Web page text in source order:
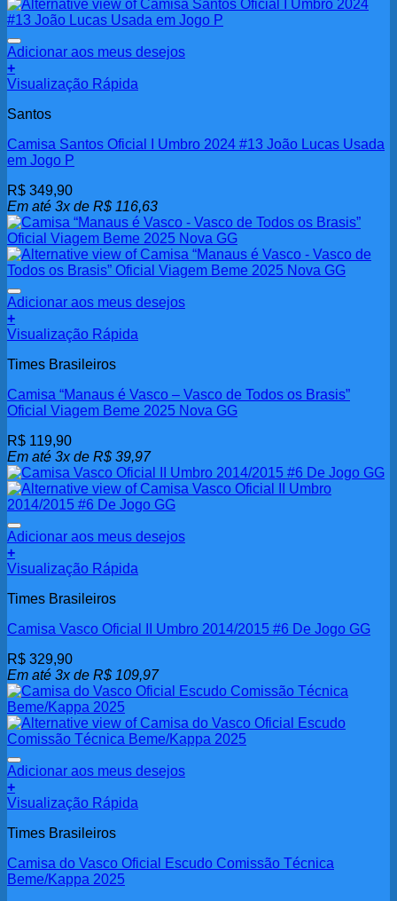
Adicionar aos meus desejos
+
Visualização Rápida
Santos
Camisa Santos Oficial I Umbro 2024 #13 João Lucas Usada
em Jogo P
R$ 349,90
Em até 3x de R$ 116,63
Adicionar aos meus desejos
+
Visualização Rápida
Times Brasileiros
Camisa “Manaus é Vasco – Vasco de Todos os Brasis”
Oficial Viagem Beme 2025 Nova GG
R$ 119,90
Em até 3x de R$ 39,97
Adicionar aos meus desejos
+
Visualização Rápida
Times Brasileiros
Camisa Vasco Oficial II Umbro 2014/2015 #6 De Jogo GG
R$ 329,90
Em até 3x de R$ 109,97
Adicionar aos meus desejos
+
Visualização Rápida
Times Brasileiros
Camisa do Vasco Oficial Escudo Comissão Técnica
Beme/Kappa 2025